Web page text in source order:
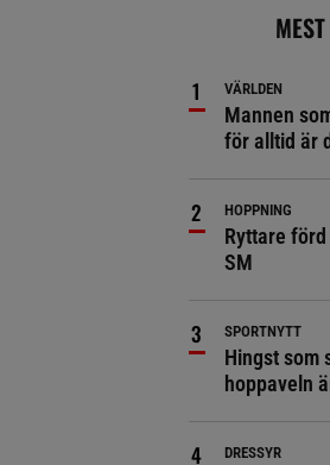
VÄRLDEN
Mannen
för alltid är
HOPPNING
Ryttare
SM
SPORTNYTT
Hingst som
hoppaveln
DRESSYR